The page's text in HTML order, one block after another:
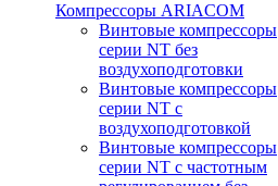
Компрессоры ARIACOM
Винтовые компрессоры
серии NT без
воздухоподготовки
Винтовые компрессоры
серии NT c
воздухоподготовкой
Винтовые компрессоры
серии NT с частотным